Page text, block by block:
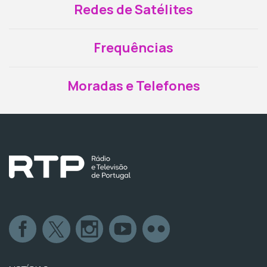
Redes de Satélites
Frequências
Moradas e Telefones